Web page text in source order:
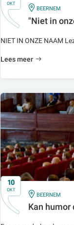
OKT
IN
BEERNEM
"Niet in
NIET IN ONZE NAAM
Lees meer
10
OKT
IN
BEERNEM
Kan humor